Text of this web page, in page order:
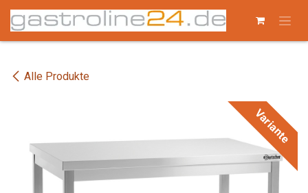
Zum Inhalt springen
Alle Produkte
Variante